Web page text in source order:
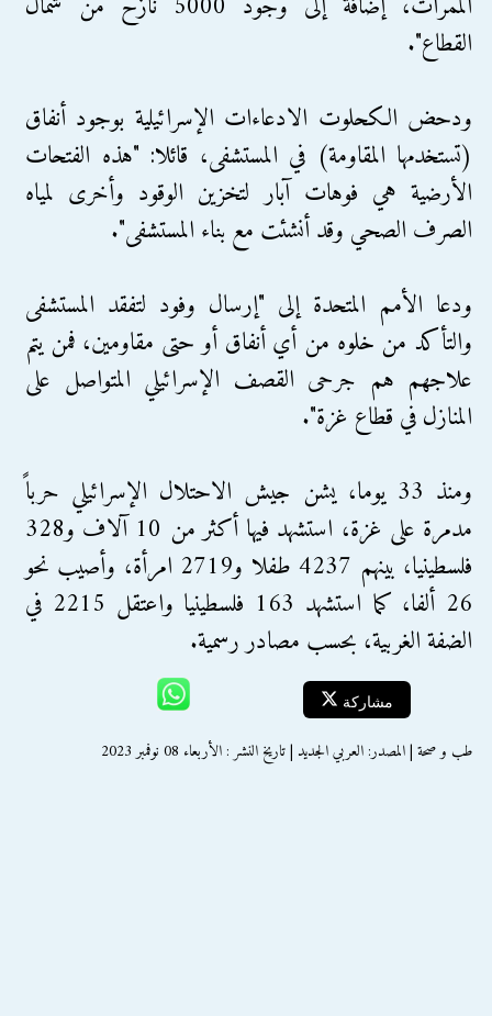
القطاع".
ودحض الكحلوت الادعاءات الإسرائيلية بوجود أنفاق
(تستخدمها المقاومة) في المستشفى، قائلا: "هذه الفتحات
الأرضية هي فوهات آبار لتخزين الوقود وأخرى لمياه
الصرف الصحي وقد أنشئت مع بناء المستشفى".
ودعا الأمم المتحدة إلى "إرسال وفود لتفقد المستشفى
والتأكد من خلوه من أي أنفاق أو حتى مقاومين، فمن يتم
علاجهم هم جرحى القصف الإسرائيلي المتواصل على
المنازل في قطاع غزة".
ومنذ 33 يوما، يشن جيش الاحتلال الإسرائيلي حرباً
مدمرة على غزة، استشهد فيها أكثر من 10 آلاف و328
فلسطينيا، بينهم 4237 طفلا و2719 امرأة، وأصيب نحو
26 ألفا، كما استشهد 163 فلسطينيا واعتقل 2215 في
الضفة الغربية، بحسب مصادر رسمية.
مشاركة
طب و صحة | المصدر: العربي الجديد | تاريخ النشر : الأربعاء 08 نوفمبر 2023